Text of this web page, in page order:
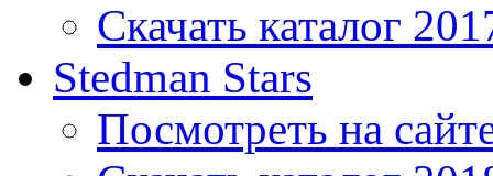
Скачать каталог
Stedman Stars
Посмотреть на